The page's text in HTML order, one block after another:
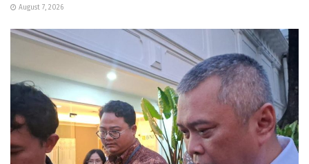
August 7, 2026